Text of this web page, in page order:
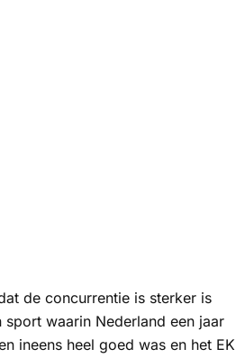
de concurrentie is sterker is
waarin Nederland een jaar
ineens heel goed was en het EK